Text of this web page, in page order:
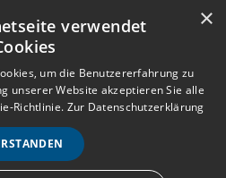
Anmelden Registrieren
e
n
ü
×
verwendet
um die Benutzererfahrung zu
unserer Website akzeptieren Sie alle
Richtlinie. Zur Datenschutzerklärung